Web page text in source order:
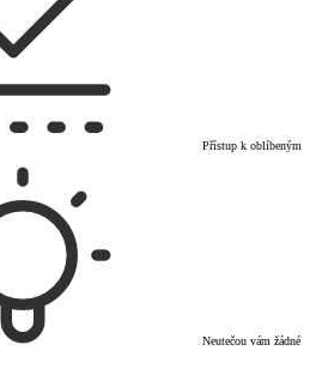
Přístup k oblíbeným
Neutečou vám žádné